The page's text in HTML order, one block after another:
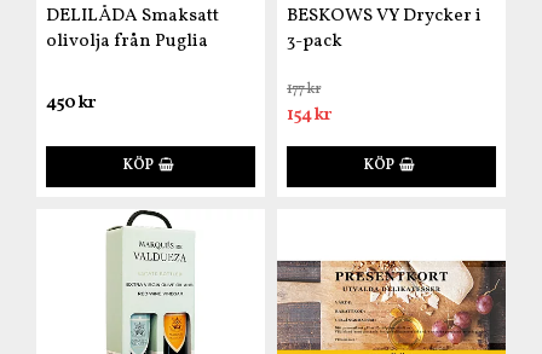
DELILÅDA Smaksatt
olivolja från Puglia
450 kr
KÖP
BESKOWS VY Drycker i
3-pack
177 kr
154 kr
KÖP